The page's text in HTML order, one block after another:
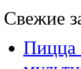
Свежие
Пицца